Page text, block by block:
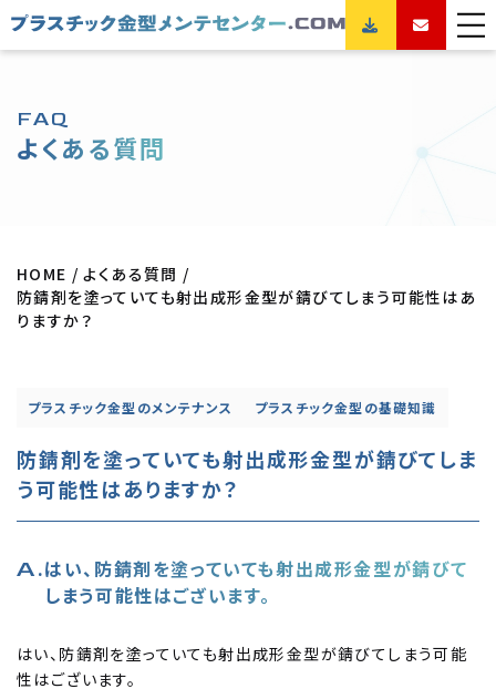
FAQ
よくある質問
HOME
よくある質問
防錆剤を塗っていても射出成形金型が錆びてしまう可能性はあ
りますか？
プラスチック金型のメンテナンス プラスチック金型の基礎知識
防錆剤を塗っていても射出成形金型が錆びてしま
う可能性はありますか？
はい、防錆剤を塗っていても射出成形金型が錆びて
しまう可能性はございます。
はい、防錆剤を塗っていても射出成形金型が錆びてしまう可能
性はございます。